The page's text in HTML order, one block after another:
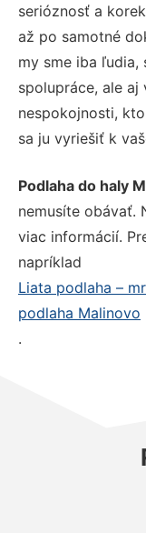
serióznosť a
až po samotné
my sme iba ľudia,
spolupráce, ale aj
nespokojnosti,
sa ju vyriešiť k
Podlaha do haly
nemusíte obávať.
viac informácií.
napríklad
Liata podlaha –
podlaha Malinovo
.